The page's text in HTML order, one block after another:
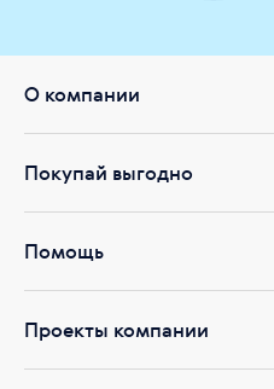
О компании
Покупай выгодно
Помощь
Проекты компании